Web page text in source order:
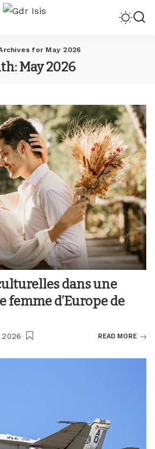
for May 2026
May 2026
dans une
femme d’Europe de
2026 READ MORE